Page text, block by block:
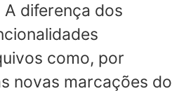
A diferença dos
como, por
novas marcações do